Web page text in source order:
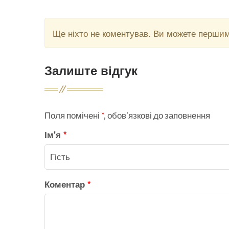
Ще ніхто не коментував. Ви можете
Залиште відгук
Поля помічені *, обов'язкові до заповнення
Ім'я *
Коментар *